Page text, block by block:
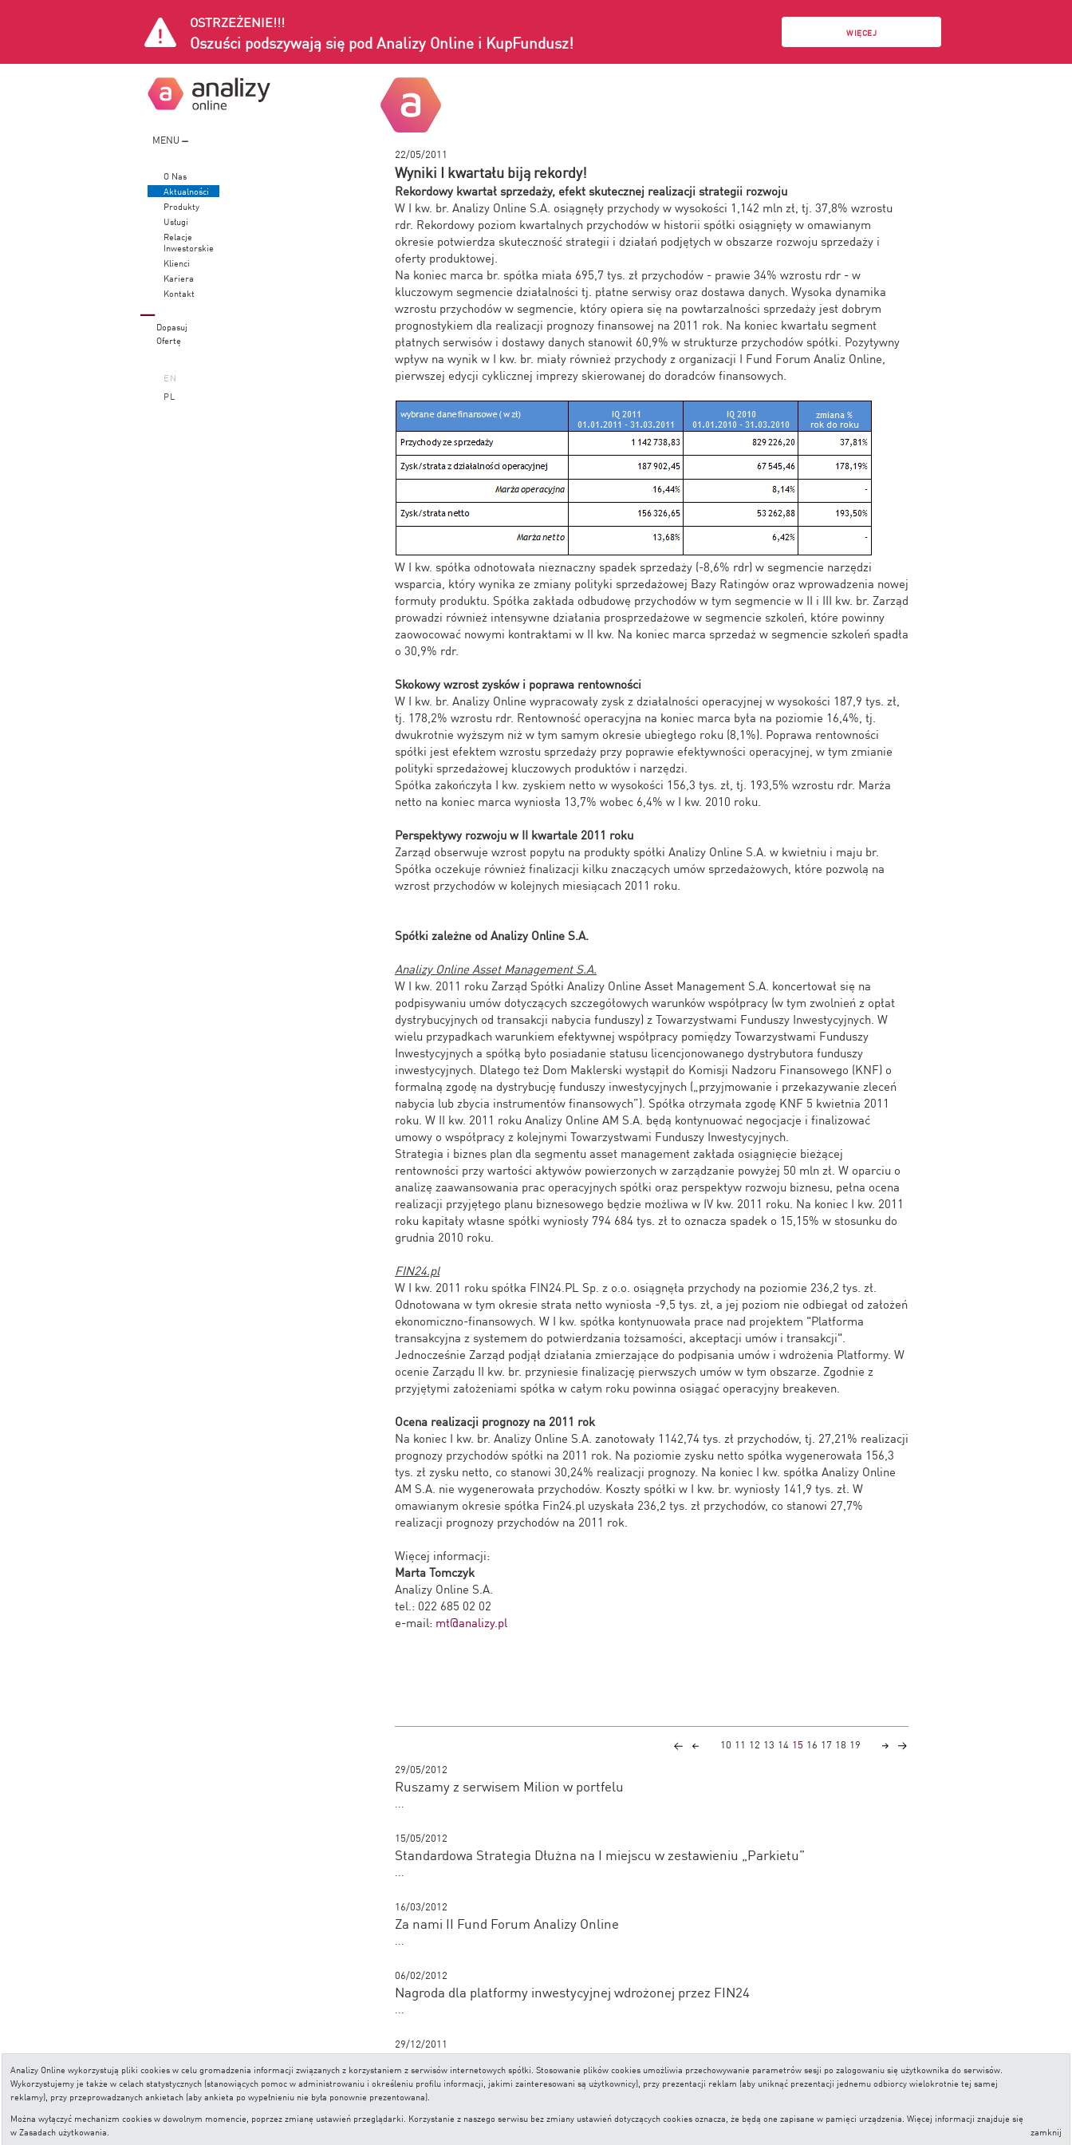
OSTRZEŻENIE!!!
Oszuści podszywają się pod Analizy Online i KupFundusz! WIĘCEJ
MENU
O Nas
Aktualności
Produkty
Usługi
Relacje
Inwestorskie
Klienci
Kariera
Kontakt
Dopasuj
Ofertę
EN
PL
22/05/2011
Wyniki I kwartału biją rekordy!
Rekordowy kwartał sprzedaży, efekt skutecznej realizacji strategii rozwoju
W I kw. br. Analizy Online S.A. osiągnęły przychody w wysokości 1,142 mln zł, tj. 37,8% wzrostu
rdr. Rekordowy poziom kwartalnych przychodów w historii spółki osiągnięty w omawianym
okresie potwierdza skuteczność strategii i działań podjętych w obszarze rozwoju sprzedaży i
oferty produktowej.
Na koniec marca br. spółka miała 695,7 tys. zł przychodów - prawie 34% wzrostu rdr - w
kluczowym segmencie działalności tj. płatne serwisy oraz dostawa danych. Wysoka dynamika
wzrostu przychodów w segmencie, który opiera się na powtarzalności sprzedaży jest dobrym
prognostykiem dla realizacji prognozy finansowej na 2011 rok. Na koniec kwartału segment
płatnych serwisów i dostawy danych stanowił 60,9% w strukturze przychodów spółki. Pozytywny
wpływ na wynik w I kw. br. miały również przychody z organizacji I Fund Forum Analiz Online,
pierwszej edycji cyklicznej imprezy skierowanej do doradców finansowych.
W I kw. spółka odnotowała nieznaczny spadek sprzedaży (-8,6% rdr) w segmencie narzędzi
wsparcia, który wynika ze zmiany polityki sprzedażowej Bazy Ratingów oraz wprowadzenia nowej
formuły produktu. Spółka zakłada odbudowę przychodów w tym segmencie w II i III kw. br. Zarząd
prowadzi również intensywne działania prosprzedażowe w segmencie szkoleń, które powinny
zaowocować nowymi kontraktami w II kw. Na koniec marca sprzedaż w segmencie szkoleń spadła
o 30,9% rdr.
Skokowy wzrost zysków i poprawa rentowności
W I kw. br. Analizy Online wypracowały zysk z działalności operacyjnej w wysokości 187,9 tys. zł,
tj. 178,2% wzrostu rdr. Rentowność operacyjna na koniec marca była na poziomie 16,4%, tj.
dwukrotnie wyższym niż w tym samym okresie ubiegłego roku (8,1%). Poprawa rentowności
spółki jest efektem wzrostu sprzedaży przy poprawie efektywności operacyjnej, w tym zmianie
polityki sprzedażowej kluczowych produktów i narzędzi.
Spółka zakończyła I kw. zyskiem netto w wysokości 156,3 tys. zł, tj. 193,5% wzrostu rdr. Marża
netto na koniec marca wyniosła 13,7% wobec 6,4% w I kw. 2010 roku.
Perspektywy rozwoju w II kwartale 2011 roku
Zarząd obserwuje wzrost popytu na produkty spółki Analizy Online S.A. w kwietniu i maju br.
Spółka oczekuje również finalizacji kilku znaczących umów sprzedażowych, które pozwolą na
wzrost przychodów w kolejnych miesiącach 2011 roku.
Spółki zależne od Analizy Online S.A.
Analizy Online Asset Management S.A.
W I kw. 2011 roku Zarząd Spółki Analizy Online Asset Management S.A. koncertował się na
podpisywaniu umów dotyczących szczegółowych warunków współpracy (w tym zwolnień z opłat
dystrybucyjnych od transakcji nabycia funduszy) z Towarzystwami Funduszy Inwestycyjnych. W
wielu przypadkach warunkiem efektywnej współpracy pomiędzy Towarzystwami Funduszy
Inwestycyjnych a spółką było posiadanie statusu licencjonowanego dystrybutora funduszy
inwestycyjnych. Dlatego też Dom Maklerski wystąpił do Komisji Nadzoru Finansowego (KNF) o
formalną zgodę na dystrybucję funduszy inwestycyjnych („przyjmowanie i przekazywanie zleceń
nabycia lub zbycia instrumentów finansowych”). Spółka otrzymała zgodę KNF 5 kwietnia 2011
roku. W II kw. 2011 roku Analizy Online AM S.A. będą kontynuować negocjacje i finalizować
umowy o współpracy z kolejnymi Towarzystwami Funduszy Inwestycyjnych.
Strategia i biznes plan dla segmentu asset management zakłada osiągnięcie bieżącej
rentowności przy wartości aktywów powierzonych w zarządzanie powyżej 50 mln zł. W oparciu o
analizę zaawansowania prac operacyjnych spółki oraz perspektyw rozwoju biznesu, pełna ocena
realizacji przyjętego planu biznesowego będzie możliwa w IV kw. 2011 roku. Na koniec I kw. 2011
roku kapitały własne spółki wyniosły 794 684 tys. zł to oznacza spadek o 15,15% w stosunku do
grudnia 2010 roku.
FIN24.pl
W I kw. 2011 roku spółka FIN24.PL Sp. z o.o. osiągnęła przychody na poziomie 236,2 tys. zł.
Odnotowana w tym okresie strata netto wyniosła -9,5 tys. zł, a jej poziom nie odbiegał od założeń
ekonomiczno-finansowych. W I kw. spółka kontynuowała prace nad projektem "Platforma
transakcyjna z systemem do potwierdzania tożsamości, akceptacji umów i transakcji".
Jednocześnie Zarząd podjął działania zmierzające do podpisania umów i wdrożenia Platformy. W
ocenie Zarządu II kw. br. przyniesie finalizację pierwszych umów w tym obszarze. Zgodnie z
przyjętymi założeniami spółka w całym roku powinna osiągać operacyjny breakeven.
Ocena realizacji prognozy na 2011 rok
Na koniec I kw. br. Analizy Online S.A. zanotowały 1142,74 tys. zł przychodów, tj. 27,21% realizacji
prognozy przychodów spółki na 2011 rok. Na poziomie zysku netto spółka wygenerowała 156,3
tys. zł zysku netto, co stanowi 30,24% realizacji prognozy. Na koniec I kw. spółka Analizy Online
AM S.A. nie wygenerowała przychodów. Koszty spółki w I kw. br. wyniosły 141,9 tys. zł. W
omawianym okresie spółka Fin24.pl uzyskała 236,2 tys. zł przychodów, co stanowi 27,7%
realizacji prognozy przychodów na 2011 rok.
Więcej informacji:
Marta Tomczyk
Analizy Online S.A.
tel.: 022 685 02 02
e-mail: mt@analizy.pl
10 11 12 13 14 15 16 17 18 19
29/05/2012
Ruszamy z serwisem Milion w portfelu
...
15/05/2012
Standardowa Strategia Dłużna na I miejscu w zestawieniu „Parkietu”
...
16/03/2012
Za nami II Fund Forum Analizy Online
...
06/02/2012
Nagroda dla platformy inwestycyjnej wdrożonej przez FIN24
...
29/12/2011
...
Analizy Online wykorzystują pliki cookies w celu gromadzenia informacji związanych z korzystaniem z serwisów internetowych spółki. Stosowanie plików cookies umożliwia przechowywanie parametrów sesji po zalogowaniu się użytkownika do serwisów.
Wykorzystujemy je także w celach statystycznych (stanowiących pomoc w administrowaniu i określeniu profilu informacji, jakimi zainteresowani są użytkownicy), przy prezentacji reklam (aby uniknąć prezentacji jednemu odbiorcy wielokrotnie tej samej
reklamy), przy przeprowadzanych ankietach (aby ankieta po wypełnieniu nie była ponownie prezentowana).
Można wyłączyć mechanizm cookies w dowolnym momencie, poprzez zmianę ustawień przeglądarki. Korzystanie z naszego serwisu bez zmiany ustawień dotyczących cookies oznacza, że będą one zapisane w pamięci urządzenia. Więcej informacji znajduje się
wZasadach użytkowania zamknij